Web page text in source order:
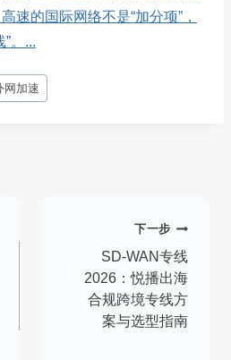
速的国际网络不是“加分项”，
。...
网加速
下一步
SD-WAN专线
2026：悦播出海
合规跨境专线方
案与选型指南